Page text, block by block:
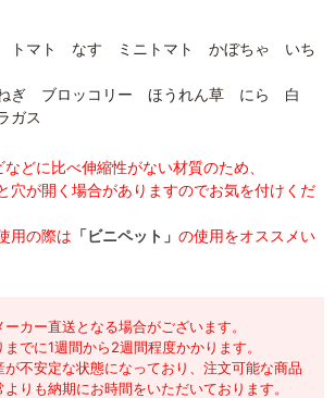
トマト なす ミニトマト かぼちゃ いち
ぎ ブロッコリー ほうれん草 にら 白
ガス
どに比べ伸縮性がない材質のため、
穴が開く場合がありますのでお気を付けくだ
用の際は 「ビニペット」 の使用をオススメい
カー直送となる場合がございます。
でに1週間から2週間程度かかります。
不安定な状態になっており、注文可能な商品
りも納期にお時間をいただいております。